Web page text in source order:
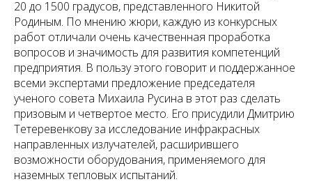
20 до 1500 градусов, представленного Никитой
Родиным. По мнению жюри, каждую из конкурсных
работ отличали очень качественная проработка
вопросов и значимость для развития компетенций
предприятия. В пользу этого говорит и поддержанное
всеми экспертами предложение председателя
ученого совета Михаила Русина в этот раз сделать
призовым и четвертое место. Его присудили Дмитрию
Тетеревенкову за исследование инфракрасных
направленных излучателей, расширившего
возможности оборудования, применяемого для
наземных тепловых испытаний.